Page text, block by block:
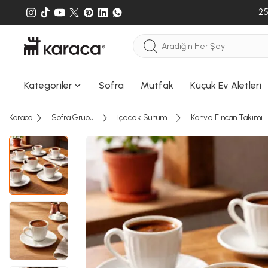
Kategoriler Sofra Mutfak Küçük Ev Aletleri
Sepete
Karaca Sofra Grubu İçecek Sunum Kahve Fincan Takımı